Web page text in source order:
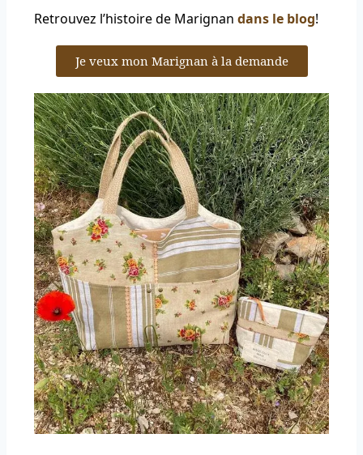
Retrouvez l’histoire de Marignan dans le blog!
Je veux mon Marignan à la demande